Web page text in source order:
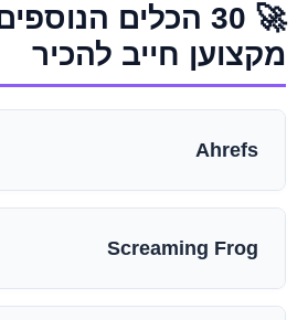
🚀 30 הכלים
מקצוען חייב להכיר
Ahrefs
Screaming Frog